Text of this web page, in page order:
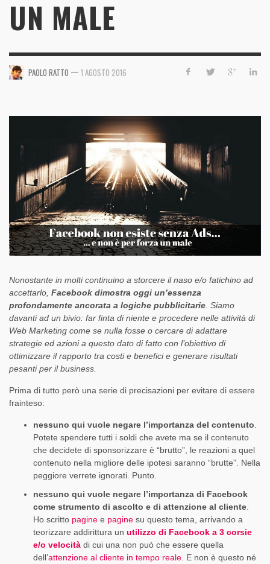
UN MALE
PAOLO RATTO — 1 AGOSTO 2016
Nonostante in molti continuino a storcere il naso e/o fatichino ad
accettarlo, Facebook dimostra oggi un’essenza
profondamente ancorata a logiche pubblicitarie. Siamo
davanti ad un bivio: far finta di niente e procedere nelle attività di
Web Marketing come se nulla fosse o cercare di adattare
strategie ed azioni a questo dato di fatto con l’obiettivo di
ottimizzare il rapporto tra costi e benefici e generare risultati
pesanti per il business.
Prima di tutto però una serie di precisazioni per evitare di essere
frainteso:
nessuno qui vuole negare l’importanza del contenuto.
Potete spendere tutti i soldi che avete ma se il contenuto
che decidete di sponsorizzare è “brutto”, le reazioni a quel
contenuto nella migliore delle ipotesi saranno “brutte”. Nella
peggiore verrete ignorati. Punto.
nessuno qui vuole negare l’importanza di Facebook
come strumento di ascolto e di attenzione al cliente.
Ho scritto pagine e pagine su questo tema, arrivando a
teorizzare addirittura un utilizzo di Facebook a 3 corsie
e/o velocità di cui una non può che essere quella
dell’attenzione al cliente in tempo reale. E non è questo né